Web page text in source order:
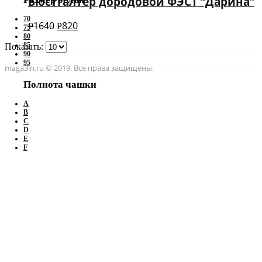
70
75
80
85
90
95
Полнота чашки
A
B
C
D
E
F
Р1640 Р820
Показать:
maga3in.ru © 2019. Все права защищены.